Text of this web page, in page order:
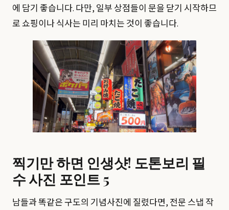
에 담기 좋습니다. 다만, 일부 상점들이 문을 닫기 시작하므
로 쇼핑이나 식사는 미리 마치는 것이 좋습니다.
찍기만 하면 인생샷! 도톤보리 필
수 사진 포인트 5
남들과 똑같은 구도의 기념사진에 질렸다면, 전문 스냅 작